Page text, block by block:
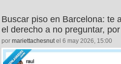
Buscar piso en Barcelona: te
el derecho a no preguntar,
por mariettachesnutel 6 may 2026, 15:00